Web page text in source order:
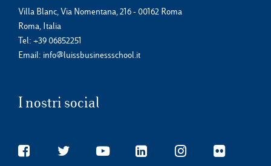
Villa Blanc, Via Nomentana, 216 - 00162 Roma
Roma, Italia
Tel: +39 06852251
Email: info@luissbusinessschool.it
I nostri social